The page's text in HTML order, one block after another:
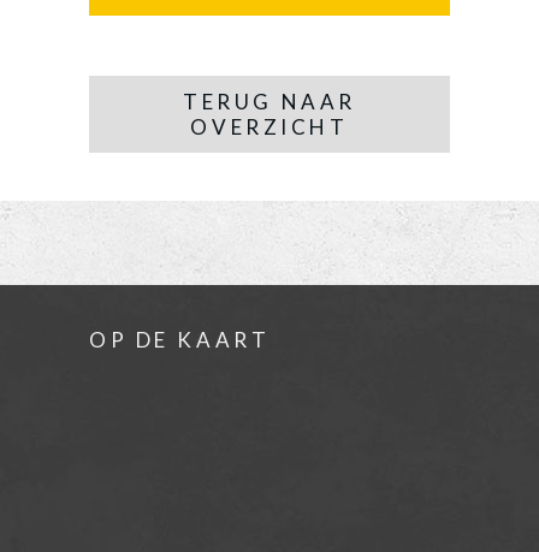
TERUG NAAR
OVERZICHT
OP DE KAART